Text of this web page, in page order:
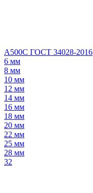
А500С ГОСТ 34028-2016
6 мм
8 мм
10 мм
12 мм
14 мм
16 мм
18 мм
20 мм
22 мм
25 мм
28 мм
32